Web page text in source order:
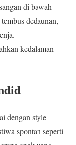
di bawah
dedaunan,
kedalaman
dengan style
spontan seperti